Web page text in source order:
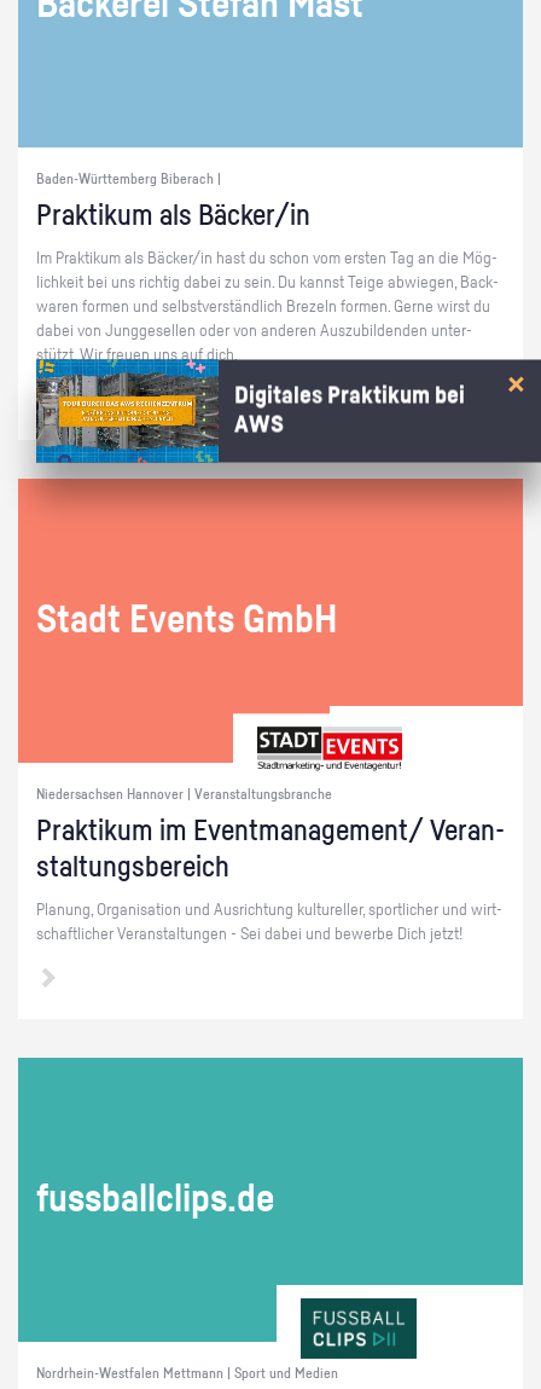
Baden-Württemberg Biberach |
Prak­ti­kum als Bä­cker/in
Im Prak­ti­kum als Bä­cker/in hast du schon vom ers­ten Tag an die Mög­
lich­keit bei uns rich­tig dabei zu sein. Du kannst Teige ab­wie­gen, Back­
wa­ren for­men und selbst­ver­ständ­lich Bre­zeln for­men. Gerne wirst du
dabei von Jung­ge­sel­len oder von an­de­ren Aus­zu­bil­den­den un­ter­
stützt. Wir freu­en uns auf dich.
Stadt Events GmbH
Niedersachsen Hannover | Veranstaltungsbranche
Prak­ti­kum im Event­ma­nage­ment/ Ver­an­
stal­tungs­be­reich
Pla­nung, Or­ga­ni­sa­ti­on und Aus­rich­tung kul­tu­rel­ler, sport­li­cher und wirt­
schaft­li­cher Ver­an­stal­tun­gen - Sei dabei und be­wer­be Dich jetzt!
fuss­ball­clips.de
Nordrhein-Westfalen Mettmann | Sport und Medien
Digitales Praktikum bei
AWS